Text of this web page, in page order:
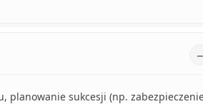
planowanie sukcesji (np.